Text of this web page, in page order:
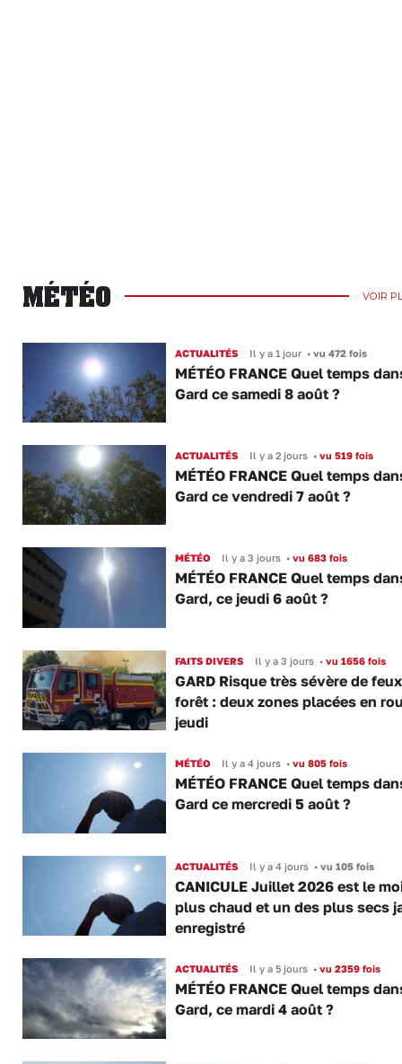
MÉTÉO VOIR
ACTUALITÉS Il y a 1 jour •vu 472 fois
MÉTÉO FRANCE Quel temps
Gard ce samedi 8 août ?
ACTUALITÉS Il y a 2 jours •vu 519 fois
MÉTÉO FRANCE Quel temps
Gard ce vendredi 7 août ?
MÉTÉO Il y a 3 jours •vu 683 fois
MÉTÉO FRANCE Quel temps
Gard, ce jeudi 6 août ?
FAITS DIVERS Il y a 3 jours •vu 1656 fois
GARD Risque très sévère de
forêt : deux zones placées en
jeudi
MÉTÉO Il y a 4 jours •vu 805 fois
MÉTÉO FRANCE Quel temps
Gard ce mercredi 5 août ?
ACTUALITÉS Il y a 4 jours •vu 105 fois
CANICULE Juillet 2026 est le
plus chaud et un des plus secs
enregistré
ACTUALITÉS Il y a 5 jours •vu 2359 fois
MÉTÉO FRANCE Quel temps
Gard, ce mardi 4 août ?